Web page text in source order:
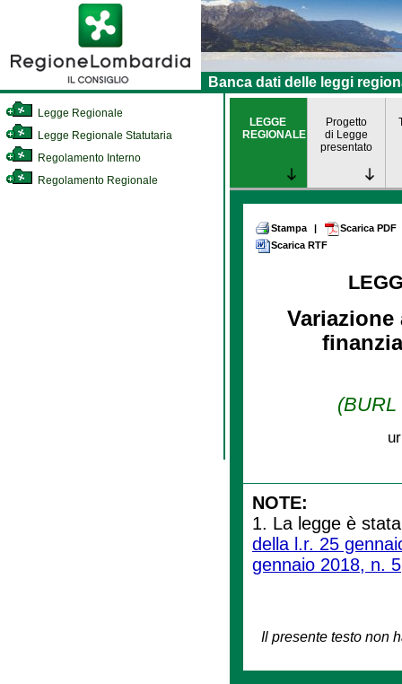
Banca dati delle leggi
Legge Regionale
Legge Regionale Statutaria
Regolamento Interno
Regolamento Regionale
LEGGE
REGIONALE
Progetto
di Legge
presentato
Stampa |
Scarica PDF
Scarica RTF
(BURL
NOTE:
1. La legge è
della l.r. 25
gennaio 2018, n. 5
Il presente testo non